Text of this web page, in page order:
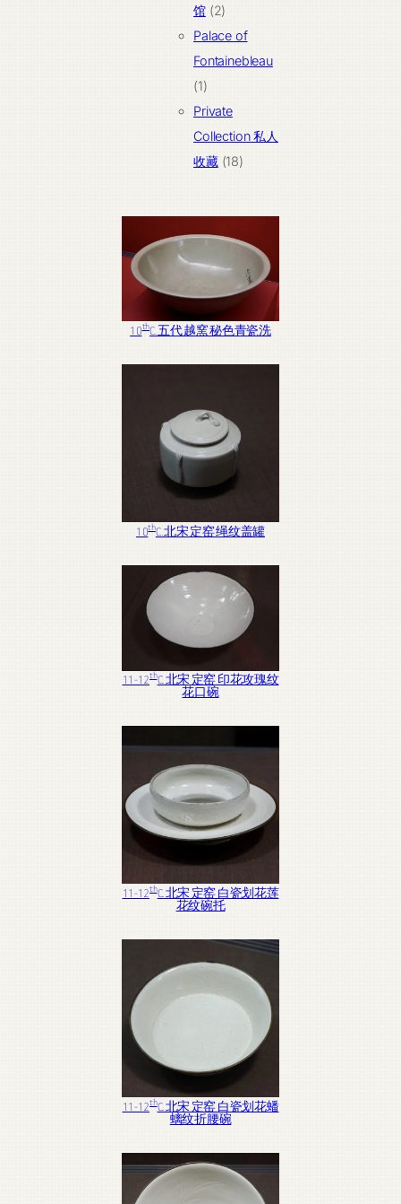
馆 22
个
产
Palace of
Fontainebleau
11
个
产
品
Private
Collection 私人
收藏 1818
10thC. 五代 越窯 秘色青瓷洗
10thC. 北宋 定窑 绳纹盖罐
11-12thC. 北宋 定窑 印花攻瑰纹
花口碗
11-12thC. 北宋 定窑 白瓷划花莲
花纹碗托
11-12thC. 北宋 定窑 白瓷划花蟠
螭纹折腰碗